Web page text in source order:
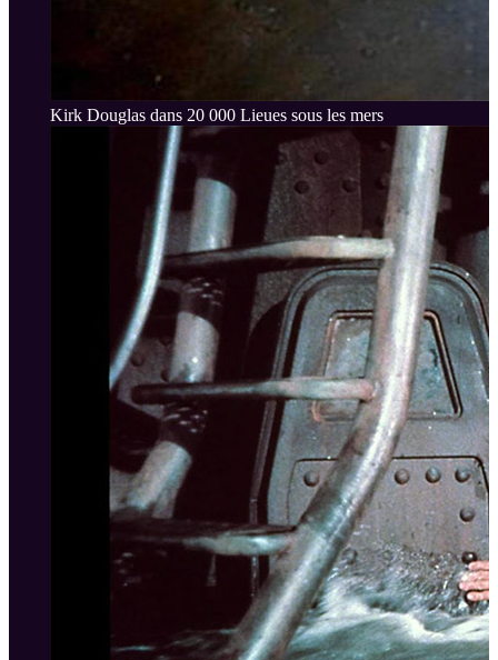
Kirk Douglas dans 20 000 Lieues sous les mers